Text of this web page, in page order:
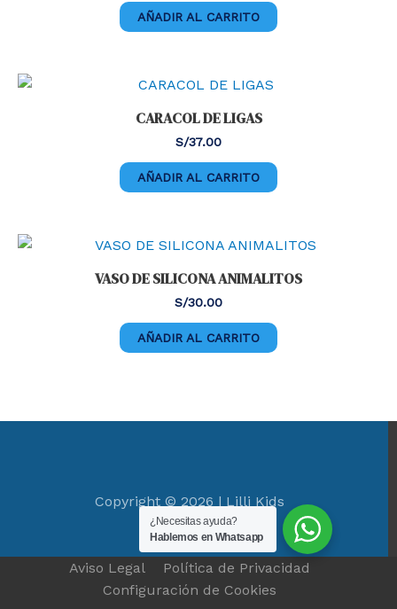
AÑADIR AL CARRITO
CARACOL DE LIGAS
S/37.00
AÑADIR AL CARRITO
VASO DE SILICONA ANIMALITOS
S/30.00
AÑADIR AL CARRITO
Copyright © 2026 | Lilli Kids
¿Necesitas ayuda?
Hablemos en Whatsapp
Aviso Legal
Política de Privacidad
Configuración de Cookies